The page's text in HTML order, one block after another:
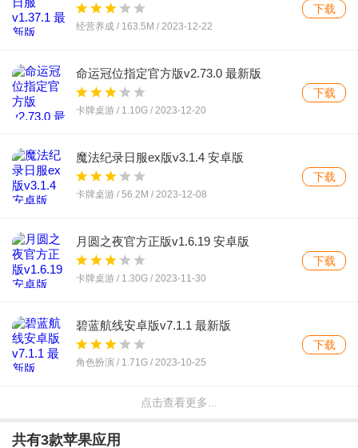
经营养成 / 163.5M / 2023-12-22
下载
命运冠位指定官方版v2.73.0 最新版
卡牌桌游 / 1.10G / 2023-12-20
下载
魔法纪录日服ex版v3.1.4 安卓版
卡牌桌游 / 56.2M / 2023-12-08
下载
月圆之夜官方正版v1.6.19 安卓版
卡牌桌游 / 1.30G / 2023-11-30
下载
碧蓝航线安卓版v7.1.1 最新版
角色扮演 / 1.71G / 2023-10-25
下载
明日方舟安卓官服版v2.0.11 最新版
点击查看更多...
共有3款苹果应用